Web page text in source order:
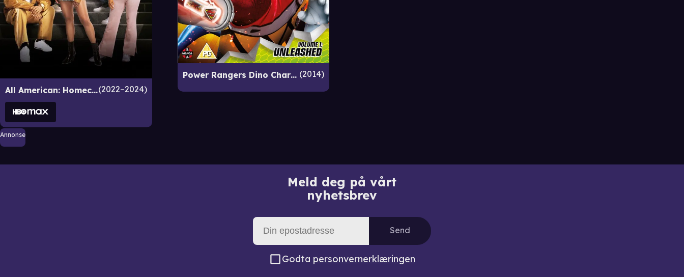
All American: Homecoming 2022–2024
Power Rangers Dino Charge 2014
Annonse
Meld deg på vårt
nyhetsbrev
Send
Godta personvernerklæringen